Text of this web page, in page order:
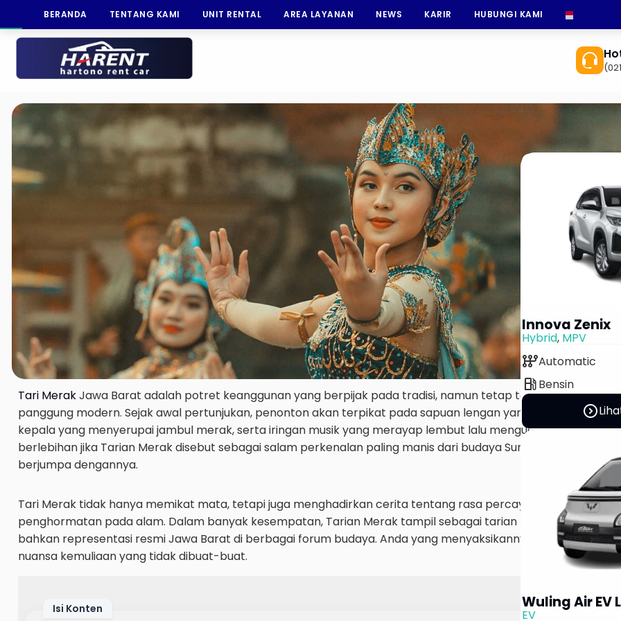
BERANDA TENTANG KAMI UNIT RENTAL AREA LAYANAN NEWS KARIR HUBUNGI KAMI
Tari MerakJawa Barat adalah potret keanggunan yang berpijak pada tradisi, namun tetap terasa segar
panggung modern. Sejak awal pertunjukan, penonton akan terpikat pada sapuan lengan yang menyerupai
kepala yang menyerupai jambul merak, serta iringan musik yang merayap lembut lalu menguat pada momen
berlebihan jika Tarian Merak disebut sebagai salam perkenalan paling manis dari budaya Sunda kepada siapa
berjumpa dengannya.
Tari Merak tidak hanya memikat mata, tetapi juga menghadirkan cerita tentang rasa percaya diri, kehalusan
penghormatan pada alam. Dalam banyak kesempatan, Tarian Merak tampil sebagai tarian penyambutan,
bahkan representasi resmi Jawa Barat di berbagai forum budaya. Anda yang menyaksikannya dari dekat
nuansa kemuliaan yang tidak dibuat-buat.
Isi Konten
Innova Zenix
Hybrid, MPV
auto_transmissionAutomatic
local_gas_stationBensin
expand_circle_right
Wuling Air EV
EV